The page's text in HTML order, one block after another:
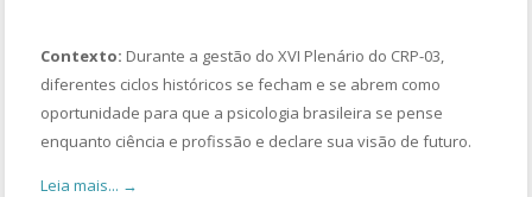
Contexto: Durante a gestão do XVI Plenário do CRP-03,
diferentes ciclos históricos se fecham e se abrem como
oportunidade para que a psicologia brasileira se pense
enquanto ciência e profissão e declare sua visão de futuro.
Leia mais... →